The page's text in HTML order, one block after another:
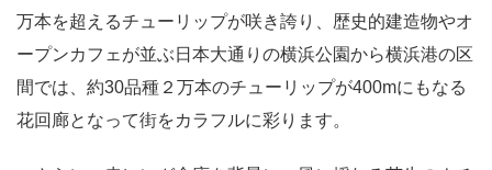
万本を超えるチューリップが咲き誇り、歴史的建造物やオ
ープンカフェが並ぶ日本大通りの横浜公園から横浜港の区
間では、約30品種２万本のチューリップが400mにもなる
花回廊となって街をカラフルに彩ります。